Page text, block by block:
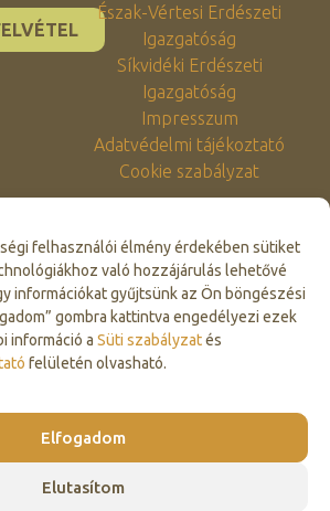
felhasználói élmény érdekében sütiket
való hozzájárulás lehetővé
információkat gyűjtsünk az Ön böngészési
gombra kattintva engedélyezi ezek
információ a Süti szabályzatés
felületén olvasható.
Elfogadom
Elutasítom
accept marketing cookies and
Észak-Vértesi Erdészeti
Igazgatóság
Síkvidéki Erdészeti
Igazgatóság
Impresszum
Adatvédelmi tájékoztató
Cookie szabályzat